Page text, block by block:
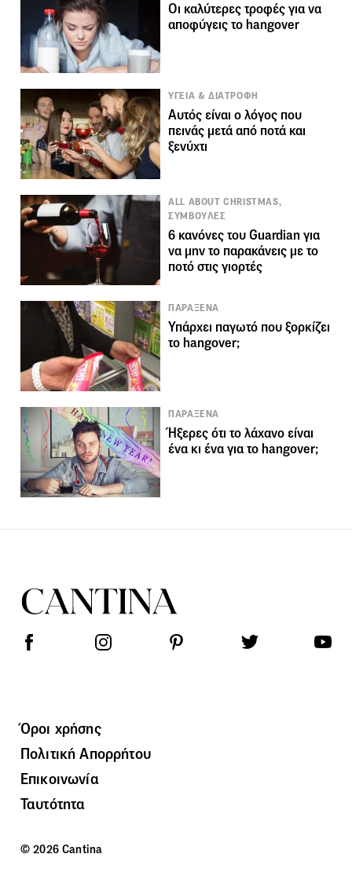
Οι καλύτερες τροφές για να
αποφύγεις το hangover
ΥΓΕΙΑ & ΔΙΑΤΡΟΦΗ
Αυτός είναι ο λόγος που
πεινάς μετά από ποτά και
ξενύχτι
ALL ABOUT CHRISTMAS,
ΣΥΜΒΟΥΛΕΣ
6 κανόνες του Guardian για
να μην το παρακάνεις με το
ποτό στις γιορτές
ΠΑΡΑΞΕΝΑ
Υπάρχει παγωτό που ξορκίζει
το hangover;
ΠΑΡΑΞΕΝΑ
Ήξερες ότι το λάχανο είναι
ένα κι ένα για το hangover;
Όροι χρήσης
Πολιτική Απορρήτου
Επικοινωνία
Ταυτότητα
© 2026 Cantina